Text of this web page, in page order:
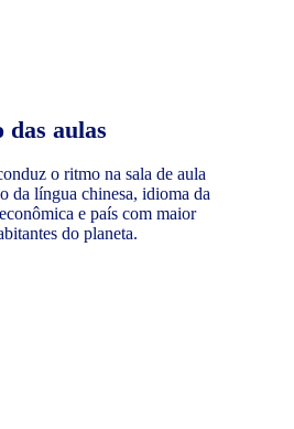
das aulas
o ritmo na sala de aula
da língua chinesa, idioma da
e país com maior
do planeta.